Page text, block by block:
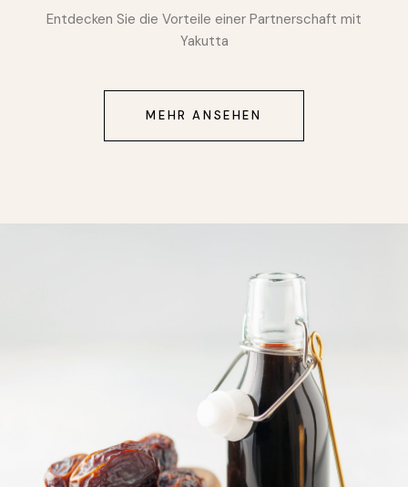
Entdecken Sie die Vorteile einer Partnerschaft mit
Yakutta
MEHR ANSEHEN